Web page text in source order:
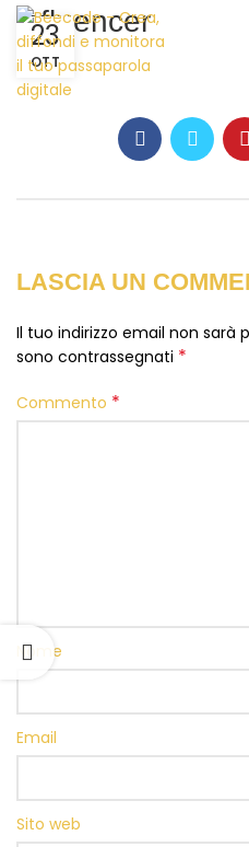
influencer
23
OTT
LASCIA UN
Il tuo indirizzo email non sarà
sono contrassegnati *
Commento *
Nome
Email
Sito web